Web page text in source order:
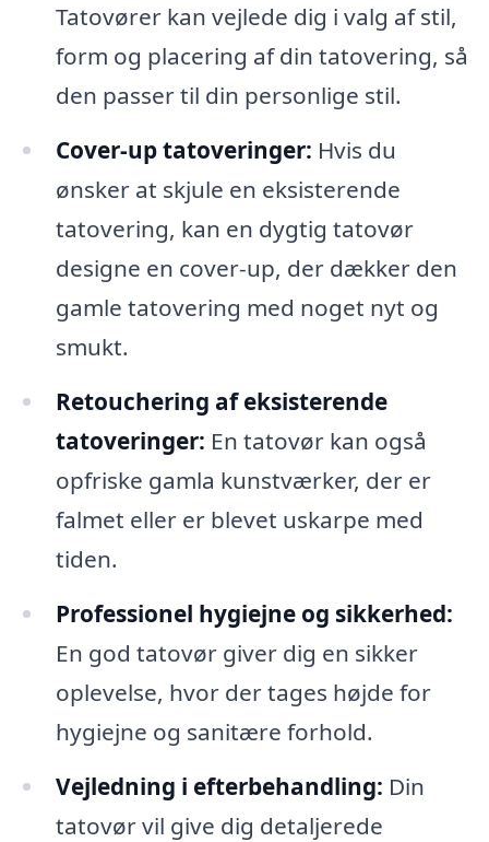
Tatovører kan vejlede dig i valg af stil,
form og placering af din tatovering, så
den passer til din personlige stil.
Cover-up tatoveringer: Hvis du
ønsker at skjule en eksisterende
tatovering, kan en dygtig tatovør
designe en cover-up, der dækker den
gamle tatovering med noget nyt og
smukt.
Retouchering af eksisterende
tatoveringer: En tatovør kan også
opfriske gamla kunstværker, der er
falmet eller er blevet uskarpe med
tiden.
Professionel hygiejne og sikkerhed:
En god tatovør giver dig en sikker
oplevelse, hvor der tages højde for
hygiejne og sanitære forhold.
Vejledning i efterbehandling: Din
tatovør vil give dig detaljerede